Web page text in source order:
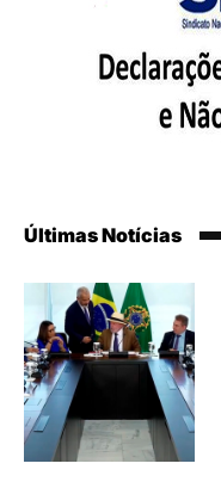
Últimas Notícias